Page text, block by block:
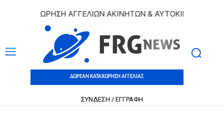
ΑΓΓΕΛΙΩΝ ΑΚΙΝΗΤΩΝ & ΑΥΤΟΚΙΝΗΤΩΝ |
ΔΩΡΕΑΝ ΚΑΤΑΧΩΡΗΣΗ ΑΓΓΕΛΙΑΣ
ΣΥΝΔΕΣΗ / ΕΓΓΡΑΦΗ